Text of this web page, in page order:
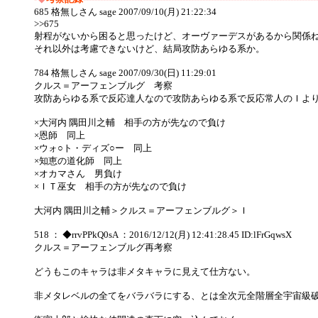
685 格無しさん sage 2007/09/10(月) 21:22:34
>>675
射程がないから困ると思ったけど、オーヴァーデスがあるから関係ね
それ以外は考慮できないけど、結局攻防あらゆる系か。
784 格無しさん sage 2007/09/30(日) 11:29:01
クルス＝アーフェンブルグ 考察
攻防あらゆる系で反応達人なので攻防あらゆる系で反応常人のＩよ
×大河内 隅田川之輔 相手の方が先なので負け
×恩師 同上
×ウォ○ト・ディズ○ー 同上
×知恵の道化師 同上
×オカマさん 男負け
×ＩＴ巫女 相手の方が先なので負け
大河内 隅田川之輔＞クルス＝アーフェンブルグ＞Ｉ
518 ： ◆rrvPPkQ0sA ：2016/12/12(月) 12:41:28.45 ID:lFrGqwsX
クルス＝アーフェンブルグ再考察
どうもこのキャラは非メタキャラに見えて仕方ない。
非メタレベルの全てをバラバラにする、とは全次元全階層全宇宙級破